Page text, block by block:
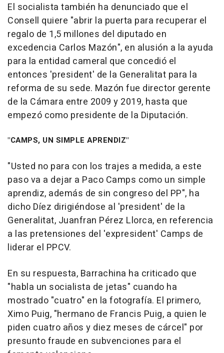
El socialista también ha denunciado que el
Consell quiere "abrir la puerta para recuperar el
regalo de 1,5 millones del diputado en
excedencia Carlos Mazón", en alusión a la ayuda
para la entidad cameral que concedió el
entonces 'president' de la Generalitat para la
reforma de su sede. Mazón fue director gerente
de la Cámara entre 2009 y 2019, hasta que
empezó como presidente de la Diputación.
"CAMPS, UN SIMPLE APRENDIZ"
"Usted no para con los trajes a medida, a este
paso va a dejar a Paco Camps como un simple
aprendiz, además de sin congreso del PP", ha
dicho Díez dirigiéndose al 'president' de la
Generalitat, Juanfran Pérez Llorca, en referencia
a las pretensiones del 'expresident' Camps de
liderar el PPCV.
En su respuesta, Barrachina ha criticado que
"habla un socialista de jetas" cuando ha
mostrado "cuatro" en la fotografía. El primero,
Ximo Puig, "hermano de Francis Puig, a quien le
piden cuatro años y diez meses de cárcel" por
presunto fraude en subvenciones para el